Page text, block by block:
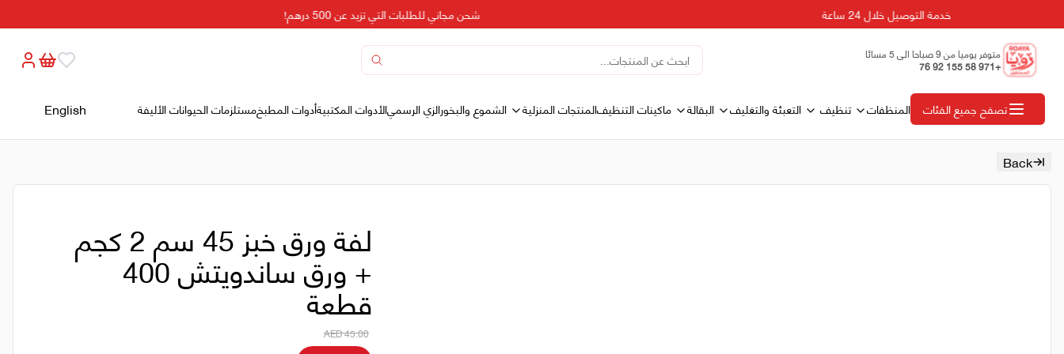
خدمة التوصيل خلال 24 ساعة شحن مجاني للطلبات التي تزيد عن 500 درهم!
متوفر يوميا من 9 صباحا الى 5 مسائا
+971 58 155 92 76
تصفح جميع الفئات المنظفات تنظيف التعبئة والتغليف البقالة ماكينات التنظيفالمنتجات المنزلية الشموع والبخورالزي الرسميالأدوات المكتبيةأدوات المطبخمستلزمات الحيوانات الأليفة English
Back
لفة ورق خبز 45 سم 2 كجم
+ ورق ساندويتش 400
قطعة
AED 45.00